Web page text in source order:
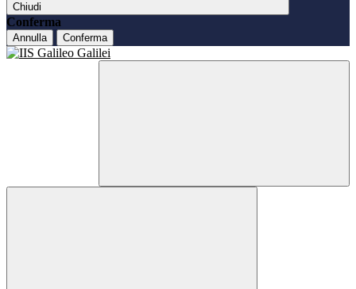
Chiudi
Conferma
Annulla Conferma